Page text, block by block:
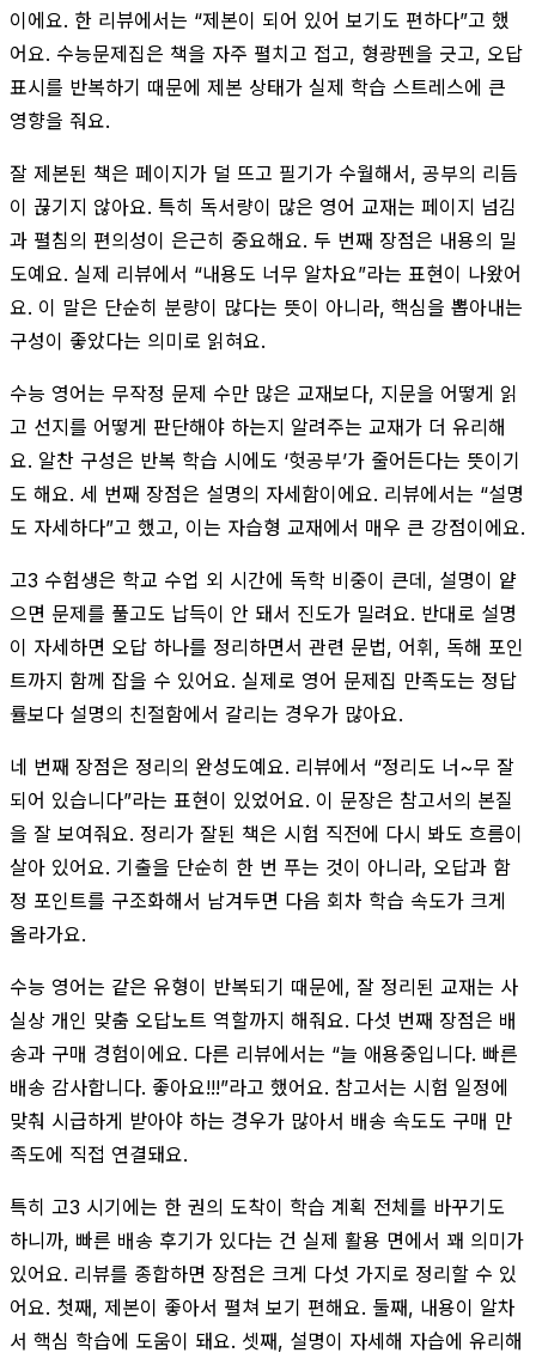
이에요. 한 리뷰에서는 “제본이 되어 있어 보기도 편하다”고 했
어요. 수능문제집은 책을 자주 펼치고 접고, 형광펜을 긋고, 오답
표시를 반복하기 때문에 제본 상태가 실제 학습 스트레스에 큰
영향을 줘요.
잘 제본된 책은 페이지가 덜 뜨고 필기가 수월해서, 공부의 리듬
이 끊기지 않아요. 특히 독서량이 많은 영어 교재는 페이지 넘김
과 펼침의 편의성이 은근히 중요해요. 두 번째 장점은 내용의 밀
도예요. 실제 리뷰에서 “내용도 너무 알차요”라는 표현이 나왔어
요. 이 말은 단순히 분량이 많다는 뜻이 아니라, 핵심을 뽑아내는
구성이 좋았다는 의미로 읽혀요.
수능 영어는 무작정 문제 수만 많은 교재보다, 지문을 어떻게 읽
고 선지를 어떻게 판단해야 하는지 알려주는 교재가 더 유리해
요. 알찬 구성은 반복 학습 시에도 ‘헛공부’가 줄어든다는 뜻이기
도 해요. 세 번째 장점은 설명의 자세함이에요. 리뷰에서는 “설명
도 자세하다”고 했고, 이는 자습형 교재에서 매우 큰 강점이에요.
고3 수험생은 학교 수업 외 시간에 독학 비중이 큰데, 설명이 얕
으면 문제를 풀고도 납득이 안 돼서 진도가 밀려요. 반대로 설명
이 자세하면 오답 하나를 정리하면서 관련 문법, 어휘, 독해 포인
트까지 함께 잡을 수 있어요. 실제로 영어 문제집 만족도는 정답
률보다 설명의 친절함에서 갈리는 경우가 많아요.
네 번째 장점은 정리의 완성도예요. 리뷰에서 “정리도 너~무 잘
되어 있습니다”라는 표현이 있었어요. 이 문장은 참고서의 본질
을 잘 보여줘요. 정리가 잘된 책은 시험 직전에 다시 봐도 흐름이
살아 있어요. 기출을 단순히 한 번 푸는 것이 아니라, 오답과 함
정 포인트를 구조화해서 남겨두면 다음 회차 학습 속도가 크게
올라가요.
수능 영어는 같은 유형이 반복되기 때문에, 잘 정리된 교재는 사
실상 개인 맞춤 오답노트 역할까지 해줘요. 다섯 번째 장점은 배
송과 구매 경험이에요. 다른 리뷰에서는 “늘 애용중입니다. 빠른
배송 감사합니다. 좋아요!!!”라고 했어요. 참고서는 시험 일정에
맞춰 시급하게 받아야 하는 경우가 많아서 배송 속도도 구매 만
족도에 직접 연결돼요.
특히 고3 시기에는 한 권의 도착이 학습 계획 전체를 바꾸기도
하니까, 빠른 배송 후기가 있다는 건 실제 활용 면에서 꽤 의미가
있어요. 리뷰를 종합하면 장점은 크게 다섯 가지로 정리할 수 있
어요. 첫째, 제본이 좋아서 펼쳐 보기 편해요. 둘째, 내용이 알차
서 핵심 학습에 도움이 돼요. 셋째, 설명이 자세해 자습에 유리해